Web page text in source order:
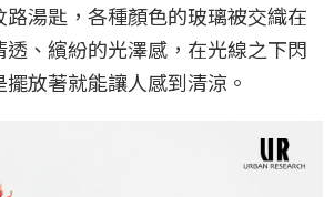
湯匙，各種顏色的玻璃被交織在
、繽紛的光澤感，在光線之下閃
放著就能讓人感到清涼。